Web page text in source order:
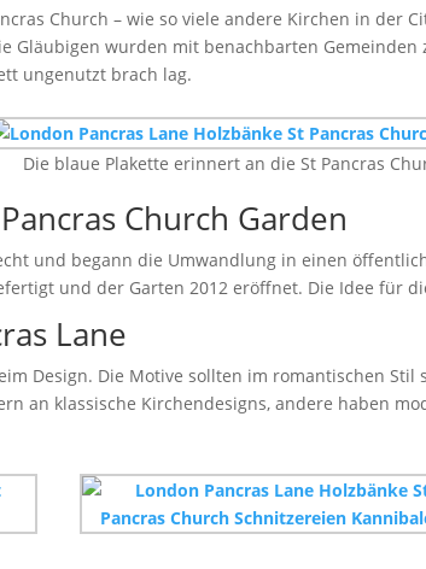
Church – wie so viele andere Kirchen in der
Gläubigen wurden mit benachbarten
ungenutzt brach lag.
Die blaue Plakette erinnert an die St Pancras
Church Garden
und begann die Umwandlung in einen
und der Garten 2012 eröffnet. Die Idee für
Lane
Design. Die Motive sollten im romantischen
an klassische Kirchendesigns, andere haben